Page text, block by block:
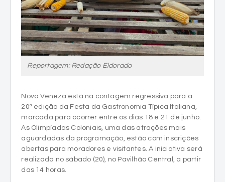
Reportagem: Redação Eldorado
Nova Veneza está na contagem regressiva para a
20ª edição da Festa da Gastronomia Típica Italiana,
marcada para ocorrer entre os dias 18 e 21 de junho.
As Olimpíadas Coloniais, uma das atrações mais
aguardadas da programação, estão com inscrições
abertas para moradores e visitantes. A iniciativa será
realizada no sábado (20), no Pavilhão Central, a partir
das 14 horas.